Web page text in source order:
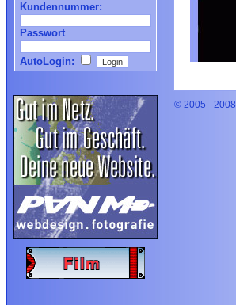
Kundennummer:
Passwort
AutoLogin:
© 2005 - 2008